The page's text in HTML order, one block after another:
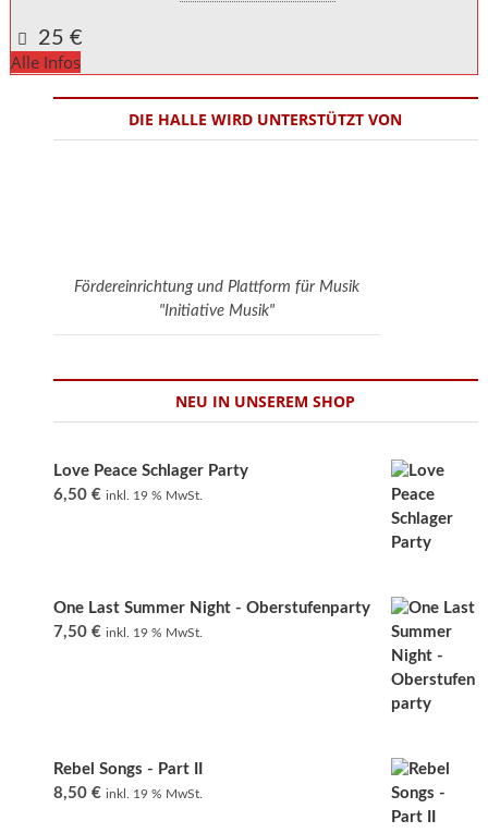
25 €
Alle Infos
DIE HALLE WIRD UNTERSTÜTZT VON
Fördereinrichtung und Plattform für Musik
"Initiative Musik"
NEU IN UNSEREM SHOP
Love Peace Schlager Party
6,50 € inkl. 19 % MwSt.
One Last Summer Night - Oberstufenparty
7,50 € inkl. 19 % MwSt.
Rebel Songs - Part II
8,50 € inkl. 19 % MwSt.